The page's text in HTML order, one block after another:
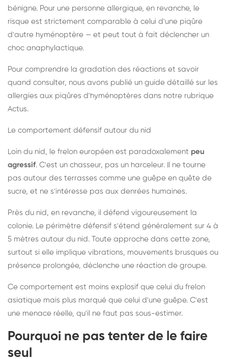
bénigne. Pour une personne allergique, en revanche, le
risque est strictement comparable à celui d'une piqûre
d'autre hyménoptère — et peut tout à fait déclencher un
choc anaphylactique.
Pour comprendre la gradation des réactions et savoir
quand consulter, nous avons publié un guide détaillé sur les
allergies aux piqûres d'hyménoptères dans notre rubrique
Actus.
Le comportement défensif autour du nid
Loin du nid, le frelon européen est paradoxalement peu
agressif. C'est un chasseur, pas un harceleur. Il ne tourne
pas autour des terrasses comme une guêpe en quête de
sucre, et ne s'intéresse pas aux denrées humaines.
Près du nid, en revanche, il défend vigoureusement la
colonie. Le périmètre défensif s'étend généralement sur 4 à
5 mètres autour du nid. Toute approche dans cette zone,
surtout si elle implique vibrations, mouvements brusques ou
présence prolongée, déclenche une réaction de groupe.
Ce comportement est moins explosif que celui du frelon
asiatique mais plus marqué que celui d'une guêpe. C'est
une menace réelle, qu'il ne faut pas sous-estimer.
Pourquoi ne pas tenter de le faire
seul